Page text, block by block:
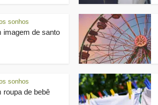
sonhos
imagem de santo
sonhos
roupa de bebê